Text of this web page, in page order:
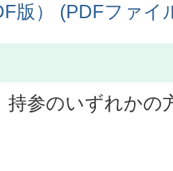
版） (PDFファイ
持参のいずれかの